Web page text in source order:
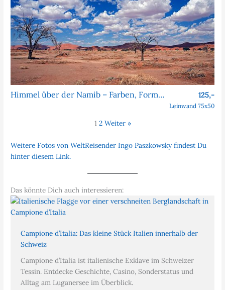
Himmel über der Namib – Farben, Formen, Faszination 125,-
Leinwand 75x50
1 2 Weiter »
Weitere Fotos von WeltReisender Ingo Paszkowsky findest Du
hinter diesem Link.
Das könnte Dich auch interessieren:
Campione d’Italia: Das kleine Stück Italien innerhalb der
Schweiz
Campione d’Italia ist italienische Exklave im Schweizer
Tessin. Entdecke Geschichte, Casino, Sonderstatus und
Alltag am Luganersee im Überblick.